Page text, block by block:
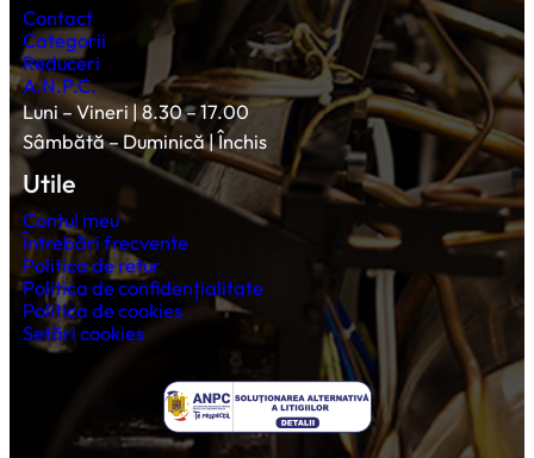
Contact
Categorii
Reduceri
A.N.P.C.
Luni – Vineri | 8.30 – 17.00
Sâmbătă – Duminică | Închis
Utile
Contul meu
Întrebări frecvente
Politica de retur
Politica de confidențialitate
Politica de cookies
Setări cookies